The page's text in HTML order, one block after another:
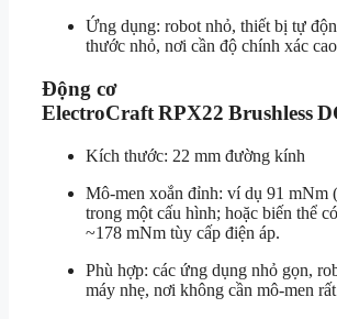
Ứng dụng: robot nhỏ, thiết bị tự
thước nhỏ, nơi cần độ chính xác
Động cơ
ElectroCraft RPX22 Brushless
Kích thước: 22 mm đường kính
Mô-men xoắn đỉnh: ví dụ 91 mNm
trong một cấu hình; hoặc biến thể
~178 mNm tùy cấp điện áp.
Phù hợp: các ứng dụng nhỏ gọn,
máy nhẹ, nơi không cần mô-men